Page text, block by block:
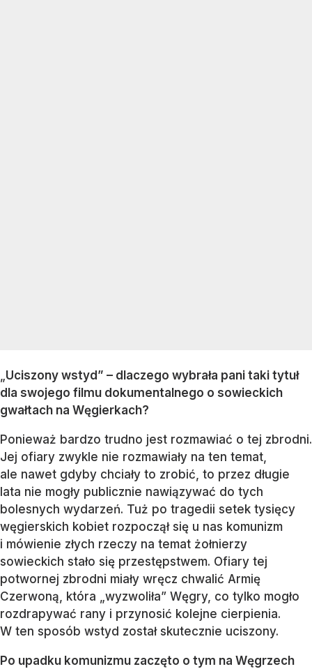
„Uciszony wstyd” – dlaczego wybrała pani taki tytuł
dla swojego filmu dokumentalnego o sowieckich
gwałtach na Węgierkach?
Ponieważ bardzo trudno jest rozmawiać o tej zbrodni.
Jej ofiary zwykle nie rozmawiały na ten temat,
ale nawet gdyby chciały to zrobić, to przez długie
lata nie mogły publicznie nawiązywać do tych
bolesnych wydarzeń. Tuż po tragedii setek tysięcy
węgierskich kobiet rozpoczął się u nas komunizm
i mówienie złych rzeczy na temat żołnierzy
sowieckich stało się przestępstwem. Ofiary tej
potwornej zbrodni miały wręcz chwalić Armię
Czerwoną, która „wyzwoliła” Węgry, co tylko mogło
rozdrapywać rany i przynosić kolejne cierpienia.
W ten sposób wstyd został skutecznie uciszony.
Po upadku komunizmu zaczęto o tym na Węgrzech